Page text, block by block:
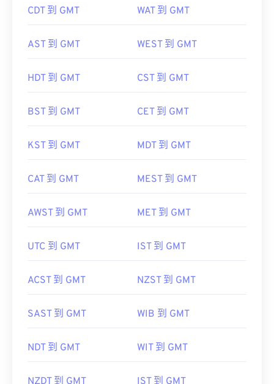
CDT 到 GMT WAT 到 GMT
AST 到 GMT WEST 到 GMT
HDT 到 GMT CST 到 GMT
BST 到 GMT CET 到 GMT
KST 到 GMT MDT 到 GMT
CAT 到 GMT MEST 到 GMT
AWST 到 GMT MET 到 GMT
UTC 到 GMT IST 到 GMT
ACST 到 GMT NZST 到 GMT
SAST 到 GMT WIB 到 GMT
NDT 到 GMT WIT 到 GMT
NZDT 到 GMT IST 到 GMT